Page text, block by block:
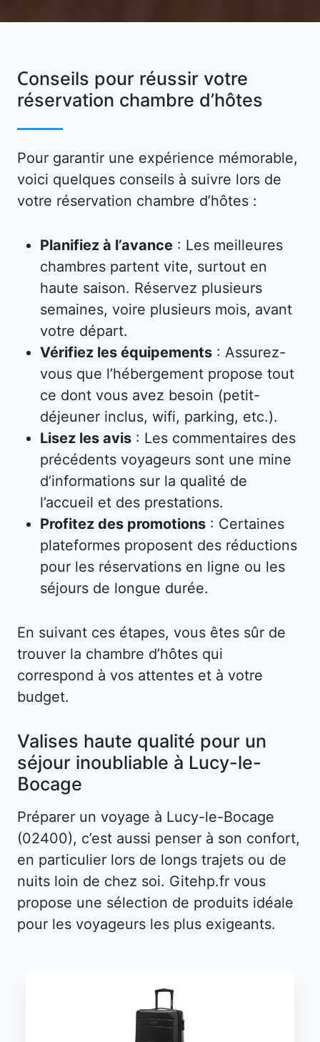
Conseils pour réussir votre
réservation chambre d’hôtes
Pour garantir une expérience mémorable,
voici quelques conseils à suivre lors de
votre réservation chambre d’hôtes :
Planifiez à l’avance : Les meilleures
chambres partent vite, surtout en
haute saison. Réservez plusieurs
semaines, voire plusieurs mois, avant
votre départ.
Vérifiez les équipements : Assurez-
vous que l’hébergement propose tout
ce dont vous avez besoin (petit-
déjeuner inclus, wifi, parking, etc.).
Lisez les avis : Les commentaires des
précédents voyageurs sont une mine
d’informations sur la qualité de
l’accueil et des prestations.
Profitez des promotions : Certaines
plateformes proposent des réductions
pour les réservations en ligne ou les
séjours de longue durée.
En suivant ces étapes, vous êtes sûr de
trouver la chambre d’hôtes qui
correspond à vos attentes et à votre
budget.
Valises haute qualité pour un
séjour inoubliable à Lucy-le-
Bocage
Préparer un voyage à Lucy-le-Bocage
(02400), c’est aussi penser à son confort,
en particulier lors de longs trajets ou de
nuits loin de chez soi. Gitehp.fr vous
propose une sélection de produits idéale
pour les voyageurs les plus exigeants.